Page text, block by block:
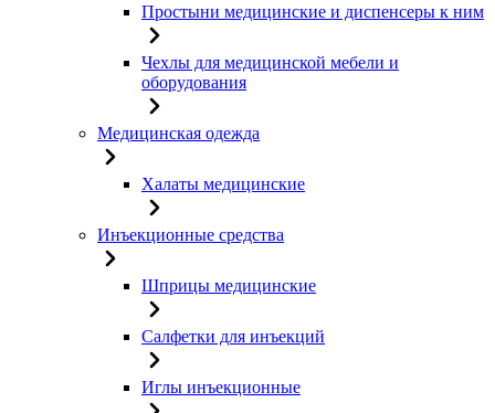
Простыни медицинские и диспенсеры к ним
Чехлы для медицинской мебели и
оборудования
Медицинская одежда
Халаты медицинские
Инъекционные средства
Шприцы медицинские
Салфетки для инъекций
Иглы инъекционные